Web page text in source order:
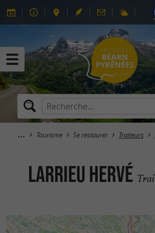
Tourisme Se restaurer Traiteurs
Larrieu Hervé